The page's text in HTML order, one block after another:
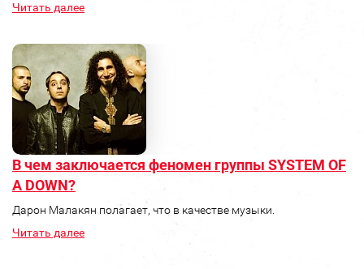
Читать далее
В чем заключается феномен группы SYSTEM OF
A DOWN?
Дарон Малакян полагает, что в качестве музыки.
Читать далее